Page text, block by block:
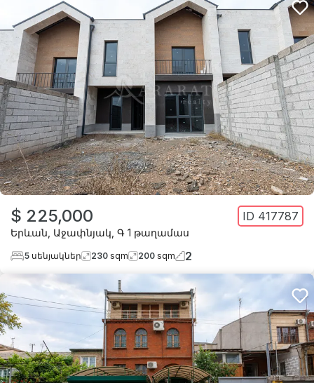
$ 225,000 ID 417787
Երևան Աջափնյակ Գ 1 թաղամաս
5 սենյակներ 230 sqm 200 sqm 2